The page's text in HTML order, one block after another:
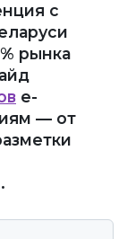
с
рынка
e-
— от